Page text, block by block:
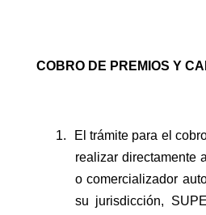
COBRO DE PREMIOS Y
1.
El trámite para el
realizar directamente
o comercializador
su jurisdicción,